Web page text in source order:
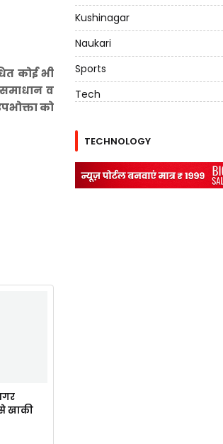
कोई भी
व
को
खाकी
Kushinagar
Naukari
Sports
Tech
TECHNOLOGY